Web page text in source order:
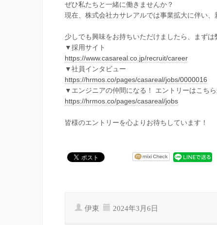
ぜひ私たちと一緒に働きませんか？
現在、株式会社カサレアルでは事業拡大に伴い
少しでも興味をお持ちいただけましたら、まず
▼採用サイト
https://www.casareal.co.jp/recruit/career
▼社員インタビュー
https://hrmos.co/pages/casareal/jobs/0000016
▼エンジニアの仲間になる！ エントリーはこちら
https://hrmos.co/pages/casareal/jobs
皆様のエントリーを心よりお待ちしています！
伊東 2024年3月6日